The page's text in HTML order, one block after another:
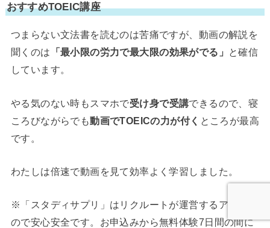
おすすめTOEIC講座
つまらない文法書を読むのは苦痛ですが、動画の解説を
聞くのは 「最小限の労力で最大限の効果がでる」
と確信
しています。
やる気のない時もスマホで受け身で受講できるので、寝
ころびながらでも動画でTOEICの力が付く ところが最高
です。
わたしは倍速で動画を見て効率よく学習しました。
※「スタディサプリ」はリクルートが運営するアプリな
ので安心安全です。お申込みから無料体験7日間の間に